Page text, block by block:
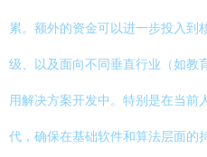
累。额外的资金可以进一步投入到
级、以及面向不同垂直行业（如教
用解决方案开发中。特别是在当前
代，确保在基础软件和算法层面的